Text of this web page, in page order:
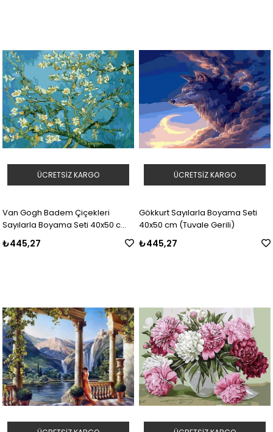
Van Gogh Badem Çiçekleri
Sayılarla Boyama Seti 40x50 cm
₺445,27
ÜCRETSIZ KARGO
Gökkurt Sayılarla Boyama Seti
40x50 cm (Tuvale Gerili)
₺445,27
ÜCRETSIZ KARGO